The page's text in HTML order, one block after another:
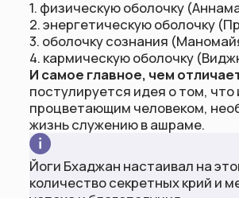
Йоги Бхаджан настаивал на этом,
количество секретных крий и
успеха и благополучия.
Мы в